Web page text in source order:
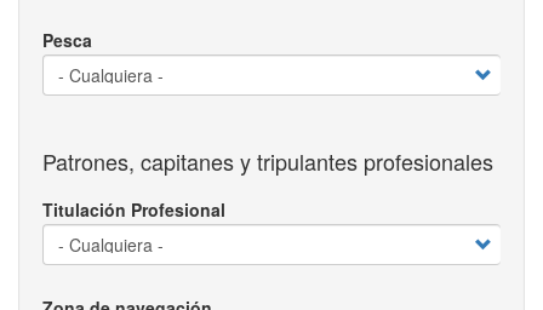
Pesca
Patrones, capitanes y tripulantes profesionales
Titulación Profesional